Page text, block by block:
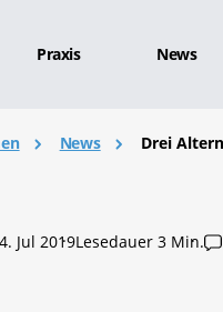
Praxis News
News Drei
4. Jul 2019Lesedauer 3 Min.